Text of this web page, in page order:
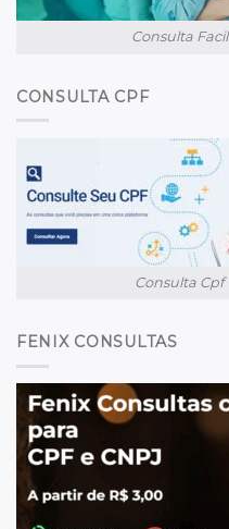
Consulta Facil
CONSULTA CPF
Consulta Cpf
FENIX CONSULTAS